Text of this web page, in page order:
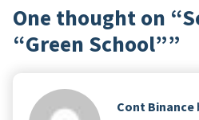
One thought on “
“Green School””
Cont Binance